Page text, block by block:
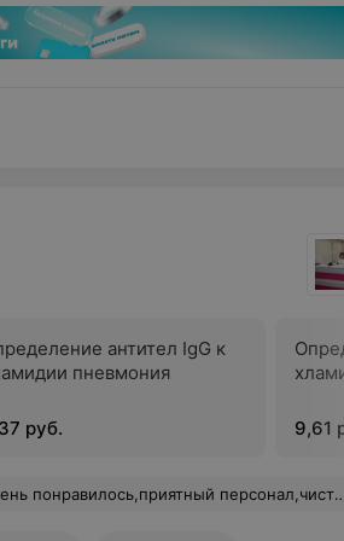
антител IgG к
пневмония
руб. 9,61
и светло. Спасибо). Сама я из Волковыска,жаль у нас нет такого замечательного центра.